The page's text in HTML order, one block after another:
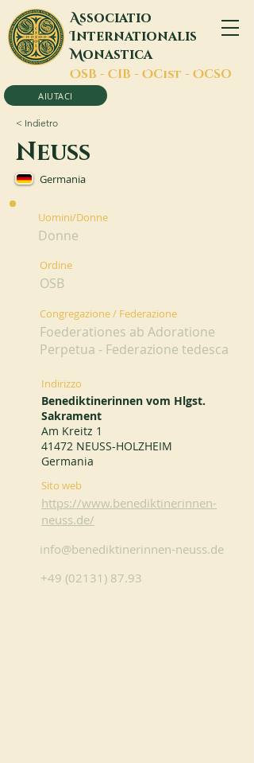
Associatio
Internationalis
Monastica
OSB - CIB - OCist - OCSO
AIUTACI
< Indietro
Neuss
Germania
Uomini/Donne
Donne
Ordine
OSB
Congregazione / Federazione
Foederationes ab Adoratione
Perpetua - Federazione tedesca
Indirizzo
Benediktinerinnen vom Hlgst.
Sakrament
Am Kreitz 1
41472 NEUSS-HOLZHEIM
Germania
Sito web
https://www.benediktinerinnen-
neuss.de/
info@benediktinerinnen-neuss.de
+49 (02131) 87.93